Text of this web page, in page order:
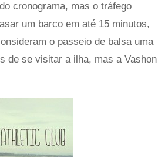
cronograma, mas o tráfego
um barco em até 15 minutos,
o passeio de balsa uma
de se visitar a ilha, mas a Vashon